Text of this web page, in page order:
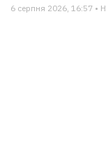
6 серпня 2026, 16:57 •